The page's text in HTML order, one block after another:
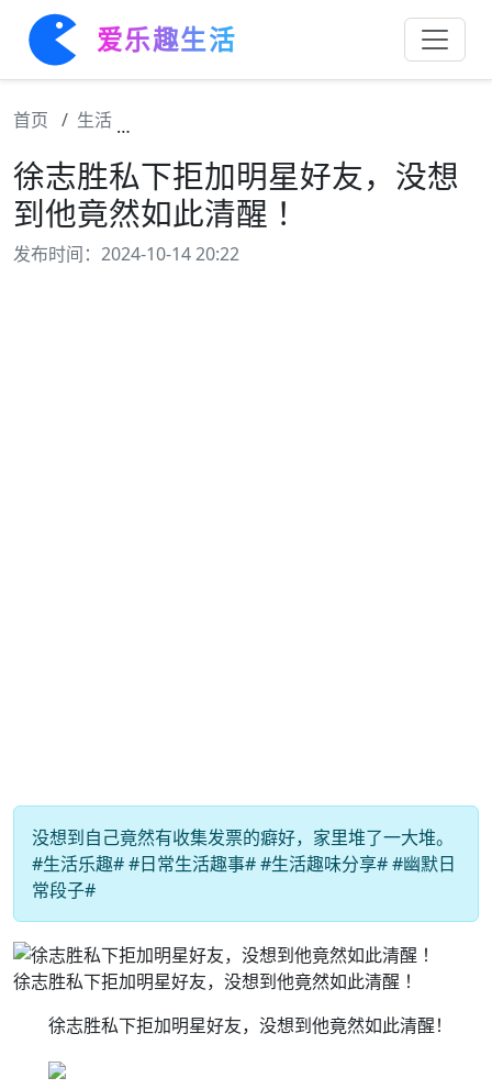
爱乐趣生活
首页 生活
徐志胜私下拒加明星好友，没想
到他竟然如此清醒 ！
发布时间：2024-10-14 20:22
没想到自己竟然有收集发票的癖好，家里堆了一大堆。
#生活乐趣# #日常生活趣事# #生活趣味分享# #幽默日
常段子#
徐志胜私下拒加明星好友，没想到他竟然如此清醒 ！
徐志胜私下拒加明星好友，没想到他竟然如此清醒！